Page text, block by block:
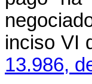
inciso VI
13.986,